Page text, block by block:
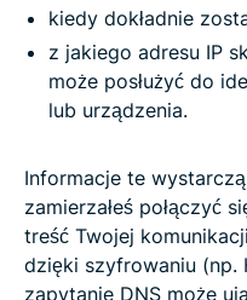
kiedy dokładnie
z jakiego adresu IP
może posłużyć do
lub urządzenia.
Informacje te
zamierzałeś połączyć
treść Twojej
dzięki szyfrowaniu (np.
zapytanie DNS może